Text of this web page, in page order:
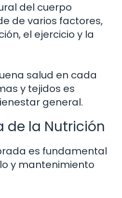
del cuerpo
de varios factores,
el ejercicio y la
salud en cada
y tejidos es
general.
de la Nutrición
es fundamental
y mantenimiento